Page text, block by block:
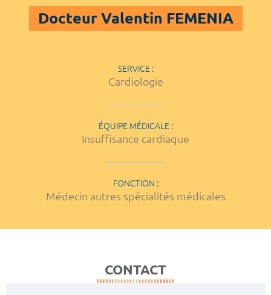
Docteur Valentin FEMENIA
SERVICE :
Cardiologie
ÉQUIPE MÉDICALE :
Insuffisance cardiaque
FONCTION :
Médecin autres spécialités médicales
CONTACT